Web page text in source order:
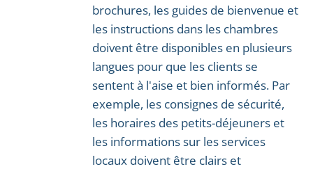
brochures, les guides de bienvenue et
les instructions dans les chambres
doivent être disponibles en plusieurs
langues pour que les clients se
sentent à l'aise et bien informés. Par
exemple, les consignes de sécurité,
les horaires des petits-déjeuners et
les informations sur les services
locaux doivent être clairs et